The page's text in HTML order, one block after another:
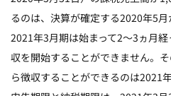
るのは、決算が確定する2020年5
2021年3月期は始まって2～3ヵ月
収を開始することができません。
ら徴収することができるのは2021